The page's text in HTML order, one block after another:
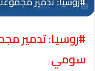
Oplus_131072
#روسيا: تدمير
سومي